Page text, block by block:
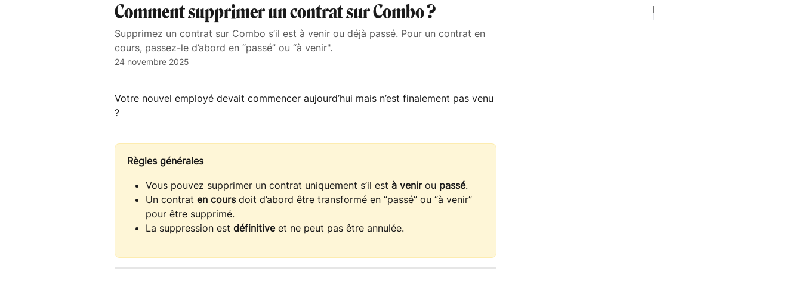
Comment supprimer un contrat sur Combo ?
Supprimez un contrat sur Combo s’il est à venir ou déjà passé. Pour un contrat en
cours, passez-le d’abord en “passé” ou “à venir".
24 novembre 2025
Votre nouvel employé devait commencer aujourd’hui mais n’est finalement pas venu
?
Règles générales
Vous pouvez supprimer un contrat uniquement s’il est à venir ou passé.
Un contrat en cours doit d’abord être transformé en “passé” ou “à venir”
pour être supprimé.
La suppression est définitive et ne peut pas être annulée.